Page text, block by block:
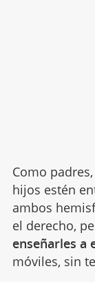
Como
hijos estén
ambos
el derecho,
enseñarles a
móviles, sin